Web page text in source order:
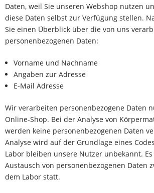
Daten, weil Sie unseren Webshop nutzen
diese Daten selbst zur Verfügung stellen.
Sie einen Überblick über die von uns
personenbezogenen Daten:
Vorname und Nachname
Angaben zur Adresse
E-Mail Adresse
Wir verarbeiten personenbezogene Daten
Online-Shop. Bei der Analyse von
werden keine personenbezogenen Daten
Analyse wird auf der Grundlage eines
Labor bleiben unsere Nutzer unbekannt.
Austausch von personenbezogenen Daten
dem Labor statt.